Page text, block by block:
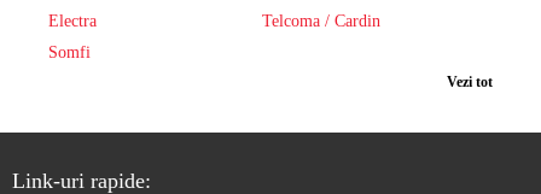
Electra
Telcoma / Cardin
Somfi
Vezi tot
Link-uri rapide: